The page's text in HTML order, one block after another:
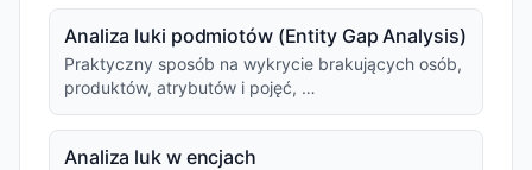
Analiza luki podmiotów (Entity Gap Analysis)
Praktyczny sposób na wykrycie brakujących osób,
produktów, atrybutów i pojęć, …
Analiza luk w encjach